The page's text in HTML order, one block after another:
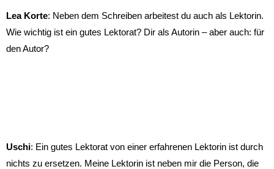
Lea Korte: Neben dem Schreiben arbeitest du auch als Lektorin.
Wie wichtig ist ein gutes Lektorat? Dir als Autorin – aber auch: für
den Autor?
Uschi: Ein gutes Lektorat von einer erfahrenen Lektorin ist durch
nichts zu ersetzen. Meine Lektorin ist neben mir die Person, die